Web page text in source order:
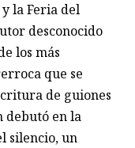
la Feria del
desconocido
los más
que se
de guiones
debutó en la
silencio, un